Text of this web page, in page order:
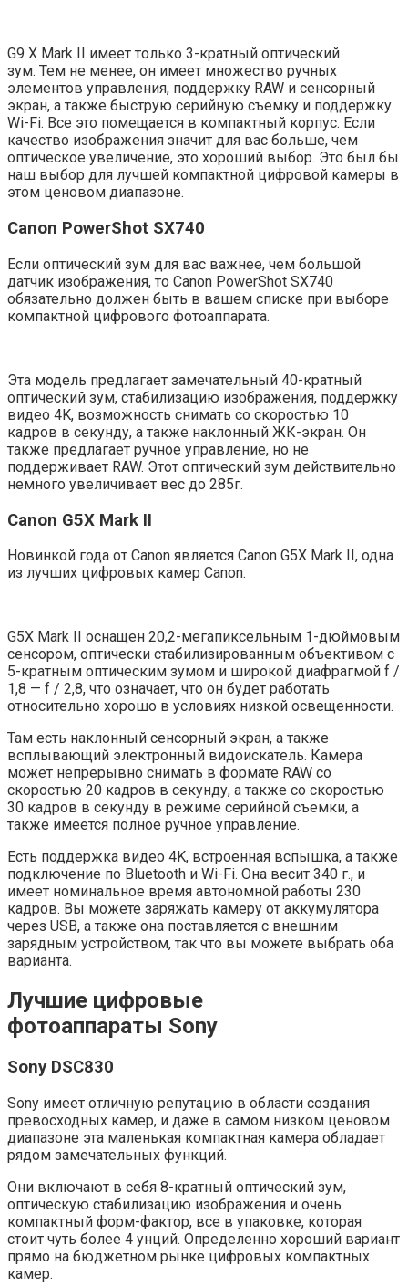
G9 X Mark II имеет только 3-кратный оптический
зум. Тем не менее, он имеет множество ручных
элементов управления, поддержку RAW и сенсорный
экран, а также быструю серийную съемку и поддержку
Wi-Fi. Все это помещается в компактный корпус. Если
качество изображения значит для вас больше, чем
оптическое увеличение, это хороший выбор. Это был бы
наш выбор для лучшей компактной цифровой камеры в
этом ценовом диапазоне.
Canon PowerShot SX740
Если оптический зум для вас важнее, чем большой
датчик изображения, то Canon PowerShot SX740
обязательно должен быть в вашем списке при выборе
компактной цифрового фотоаппарата.
Эта модель предлагает замечательный 40-кратный
оптический зум, стабилизацию изображения, поддержку
видео 4K, возможность снимать со скоростью 10
кадров в секунду, а также наклонный ЖК-экран. Он
также предлагает ручное управление, но не
поддерживает RAW. Этот оптический зум действительно
немного увеличивает вес до 285г.
Canon G5X Mark II
Новинкой года от Canon является Canon G5X Mark II, одна
из лучших цифровых камер Canon.
G5X Mark II оснащен 20,2-мегапиксельным 1-дюймовым
сенсором, оптически стабилизированным объективом с
5-кратным оптическим зумом и широкой диафрагмой f /
1,8 — f / 2,8, что означает, что он будет работать
относительно хорошо в условиях низкой освещенности.
Там есть наклонный сенсорный экран, а также
всплывающий электронный видоискатель. Камера
может непрерывно снимать в формате RAW со
скоростью 20 кадров в секунду, а также со скоростью
30 кадров в секунду в режиме серийной съемки, а
также имеется полное ручное управление.
Есть поддержка видео 4K, встроенная вспышка, а также
подключение по Bluetooth и Wi-Fi. Она весит 340 г., и
имеет номинальное время автономной работы 230
кадров. Вы можете заряжать камеру от аккумулятора
через USB, а также она поставляется с внешним
зарядным устройством, так что вы можете выбрать оба
варианта.
Лучшие цифровые
фотоаппараты Sony
Sony DSC830
Sony имеет отличную репутацию в области создания
превосходных камер, и даже в самом низком ценовом
диапазоне эта маленькая компактная камера обладает
рядом замечательных функций.
Они включают в себя 8-кратный оптический зум,
оптическую стабилизацию изображения и очень
компактный форм-фактор, все в упаковке, которая
стоит чуть более 4 унций. Определенно хороший вариант
прямо на бюджетном рынке цифровых компактных
камер.